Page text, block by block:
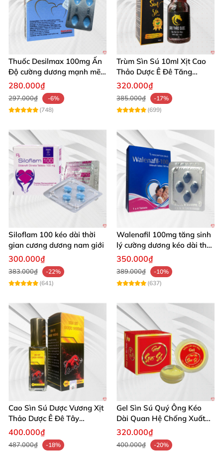
Thuốc Desilmax 100mg Ấn
Độ cường dương mạnh mẽ
tăng sinh lý phái mạnh
280.000₫
297.000₫
-6%
(748)
Trùm Sìn Sú 10ml Xịt Cao
Thảo Dược Ê Đê Tăng
Cường Sinh Lý
320.000₫
385.000₫
-17%
(699)
Siloflam 100 kéo dài thời
gian cương dương nam giới
300.000₫
383.000₫
-22%
(641)
Walenafil 100mg tăng sinh
lý cường dương kéo dài thời
gian
350.000₫
389.000₫
-10%
(637)
Cao Sìn Sú Dược Vương Xịt
Thảo Dược Ê Đê Tây
Nguyên Hỗ Trợ Xuất Tinh
400.000₫
487.000₫
-18%
Gel Sìn Sú Quý Ông Kéo
Dài Quan Hệ Chống Xuất
Tinh Sớm
320.000₫
400.000₫
-20%